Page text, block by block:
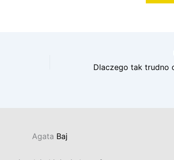
Agata Baj